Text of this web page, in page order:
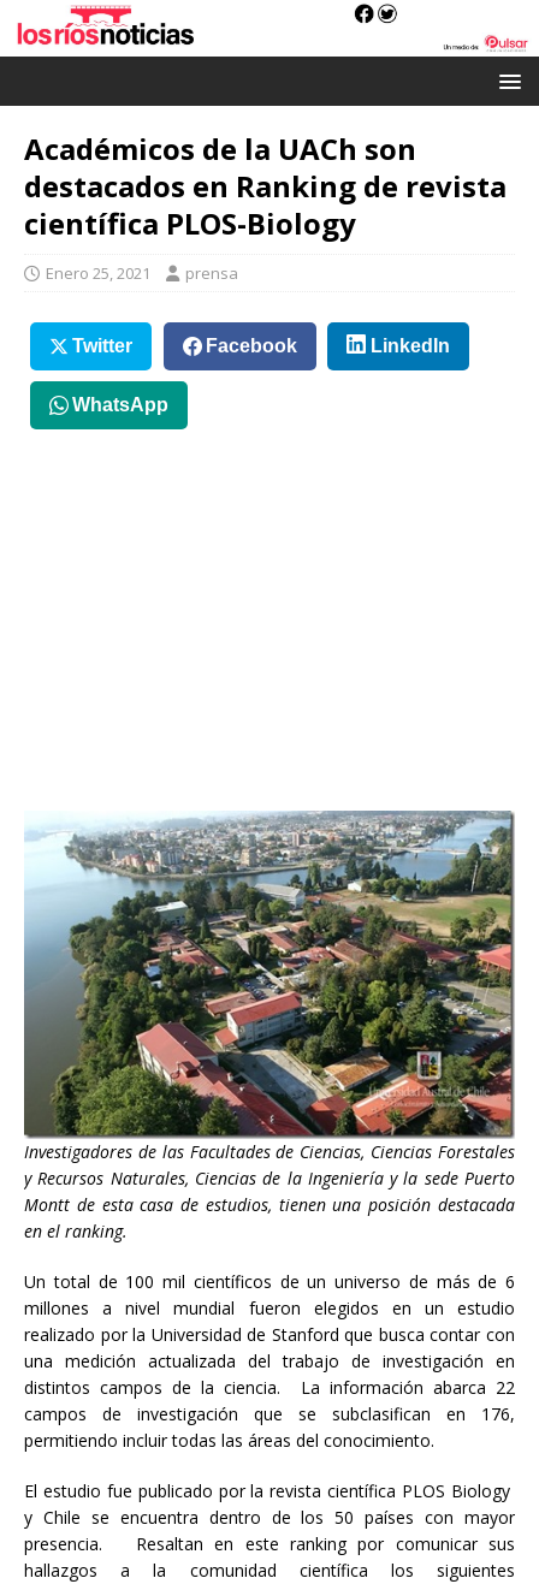
Académicos de la UACh son
destacados en Ranking de revista
científica PLOS-Biology
Enero 25, 2021 prensa
Twitter Facebook LinkedIn
WhatsApp
Investigadores de las Facultades de Ciencias, Ciencias Forestales
y Recursos Naturales, Ciencias de la Ingeniería y la sede Puerto
Montt de esta casa de estudios, tienen una posición destacada
en el ranking.
Un total de 100 mil científicos de un universo de más de 6
millones a nivel mundial fueron elegidos en un estudio
realizado por la Universidad de Stanford que busca contar con
una medición actualizada del trabajo de investigación en
distintos campos de la ciencia. La información abarca 22
campos de investigación que se subclasifican en 176,
permitiendo incluir todas las áreas del conocimiento.
El estudio fue publicado por la revista científica PLOS Biology
y Chile se encuentra dentro de los 50 países con mayor
presencia. Resaltan en este ranking por comunicar sus
hallazgos a la comunidad científica los siguientes